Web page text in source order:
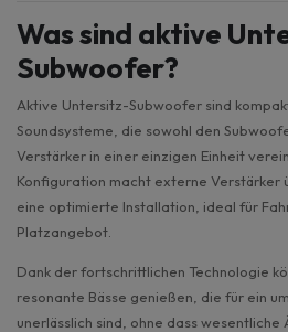
Was sind aktive
Subwoofer?
Aktive Untersitz-Subwoofer sind
Soundsysteme, die sowohl den
Verstärker in einer einzigen Einheit
Konfiguration macht externe Verstärker
eine optimierte Installation, ideal für
Platzangebot.
Dank der fortschrittlichen Technologie
resonante Bässe genießen, die für ein
unerlässlich sind, ohne dass wesentliche